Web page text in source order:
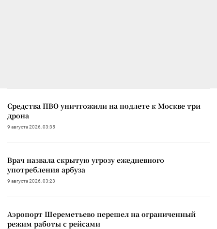
Средства ПВО уничтожили на подлете к Москве три
дрона
9 августа 2026, 03:35
Врач назвала скрытую угрозу ежедневного
употребления арбуза
9 августа 2026, 03:23
Аэропорт Шереметьево перешел на ограниченный
режим работы с рейсами